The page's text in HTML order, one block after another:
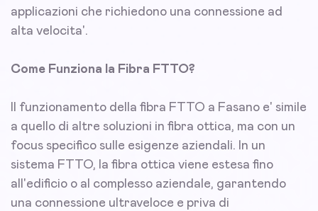
applicazioni che richiedono una connessione ad
alta velocita'.
Come Funziona la Fibra FTTO?
Il funzionamento della fibra FTTO a Fasano e' simile
a quello di altre soluzioni in fibra ottica, ma con un
focus specifico sulle esigenze aziendali. In un
sistema FTTO, la fibra ottica viene estesa fino
all'edificio o al complesso aziendale, garantendo
una connessione ultraveloce e priva di